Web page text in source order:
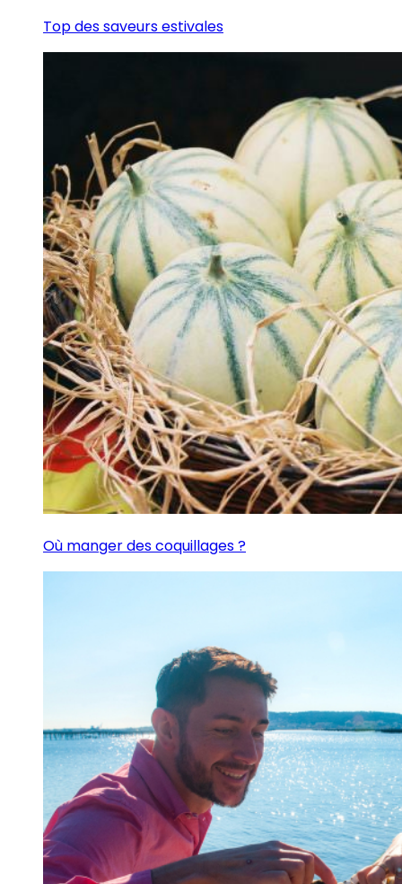
Top des saveurs estivales
Où manger des coquillages ?